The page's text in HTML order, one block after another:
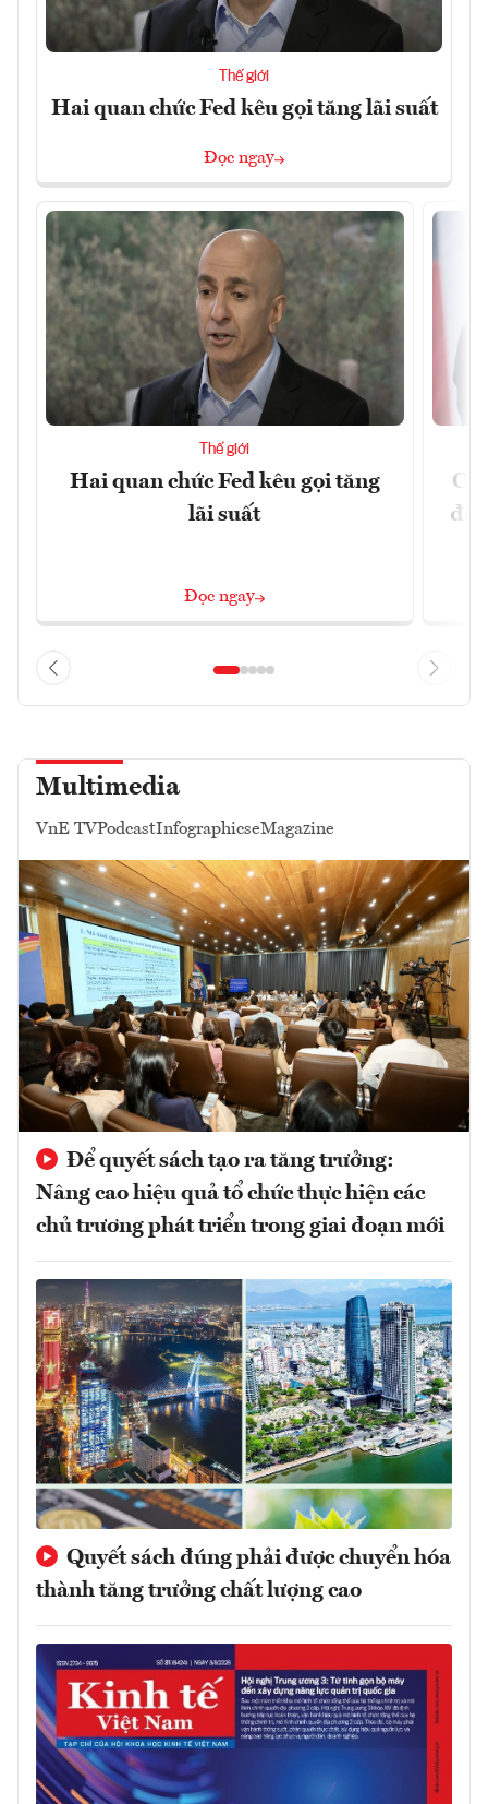
Thế giới
Hai quan chức Fed kêu gọi tăng lãi suất
Đọc ngay
Thế giới
Hai quan chức Fed kêu gọi tăng
lãi suất
Đọc ngay
đã
Multimedia
VnE TVPodcastInfographicseMagazine
Để quyết sách tạo ra tăng trưởng:
Nâng cao hiệu quả tổ chức thực hiện các
chủ trương phát triển trong giai đoạn mới
Quyết sách đúng phải được chuyển hóa
thành tăng trưởng chất lượng cao